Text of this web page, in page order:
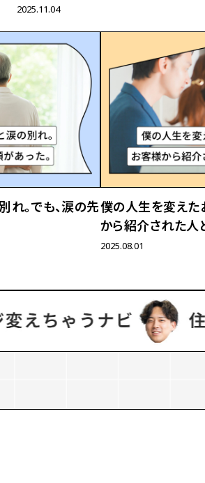
2025.11.04
れ。でも、涙の先僕の人生を変えた
から紹介された人
2025.08.01